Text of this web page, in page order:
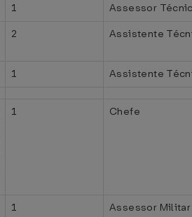
1
Assessor
2
Assistente
1 Assistente
1 Chefe
1 Assessor Militar